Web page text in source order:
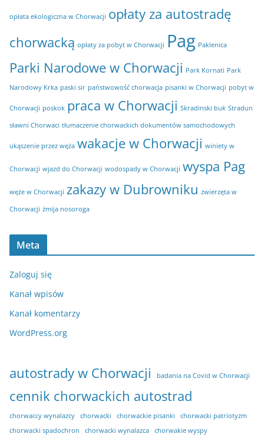
opłata ekologiczna w Chorwacji opłaty za autostradę
chorwacką opłaty za pobyt w Chorwacji Pag Paklenica
Parki Narodowe w Chorwacji Park Kornati Park
Narodowy Krka paski sir państwowość chorwacja pisanki w Chorwacji pobyt w
Chorwacji poskok praca w Chorwacji Skradinski buk Stradun
sławni Chorwaci tłumaczenie chorwackich dokumentów samochodowych
ukąszenie przez węża wakacje w Chorwacji winiety w
Chorwacji wjazd do Chorwacji wodospady w Chorwacji wyspa Pag
węże w Chorwacji zakazy w Dubrowniku zwierzęta w
Chorwacji żmija nosoroga
Meta
Zaloguj się
Kanał wpisów
Kanał komentarzy
WordPress.org
autostrady w Chorwacji badania na Covid w Chorwacji
cennik chorwackich autostrad
chorwaccy wynalazcy chorwacki chorwackie pisanki
chorwacki patriotyzm
chorwacki spadochron
chorwacki wynalazca chorwakie wyspy